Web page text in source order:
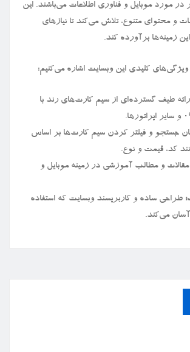
در مورد موبایل و فناوری اطلاعات می‌باشند. این
و محتوای متنوع، تلاش می‌کند تا نیازهای
زمینه‌ها برآورده کند.
ویژگی‌های کلیدی این وبسایت اشاره می‌کنیم:
طیف گسترده‌ای از سیم کارت‌های رند با
جستجو و فیلتر کردن سیم کارت‌ها بر اساس
کد، قیمت و نوع.
مقالات و مطالب آموزشی در زمینه موبایل و
طراحی ساده و کاربرپسند وبسایت که استفاده
می‌کند.